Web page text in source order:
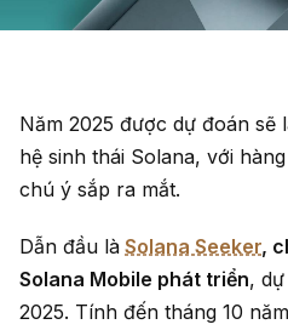
Năm 2025 được dự đoán sẽ
hệ sinh thái Solana, với
chú ý sắp ra mắt.
Dẫn đầu là Solana Seeker,
Solana Mobile phát triển,
2025. Tính đến tháng 10